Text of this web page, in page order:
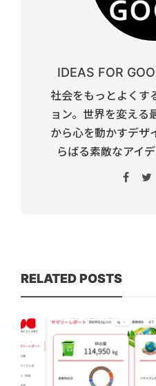
IDEAS FOR
社会をもっとよくす
ョン。世界を変える
から心を動かすデザ
らばる素敵なアイ
RELATED POSTS